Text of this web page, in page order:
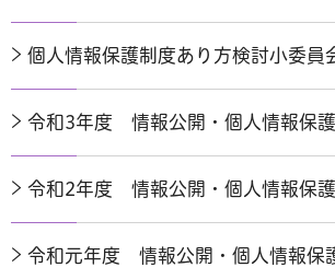
個人情報保護制度あり方検討小委員
令和3年度 情報公開・個人情報保
令和2年度 情報公開・個人情報保
令和元年度 情報公開・個人情報保